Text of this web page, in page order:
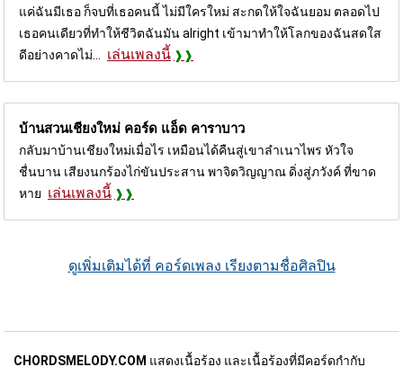
แค่ฉันมีเธอ ก็จบที่เธอคนนี้ ไม่มีใครใหม่ สะกดให้ใจฉันยอม ตลอดไป
เธอคนเดียวที่ทำให้ชีวิตฉันมัน alright เข้ามาทำให้โลกของฉันสดใส
ดีอย่างคาดไม่...
เล่นเพลงนี้
บ้านสวนเชียงใหม่ คอร์ด แอ็ด คาราบาว
กลับมาบ้านเชียงใหม่เมื่อไร เหมือนได้คืนสู่เขาลำเนาไพร หัวใจ
ชื่นบาน เสียงนกร้องไก่ขันประสาน พาจิตวิญญาณ ดิ่งสู่ภวังค์ ที่ขาด
หาย เล่นเพลงนี้
ดูเพิ่มเติมได้ที่ คอร์ดเพลง เรียงตามชื่อศิลปิน
CHORDSMELODY.COM แสดงเนื้อร้อง และเนื้อร้องที่มีคอร์ดกำกับ